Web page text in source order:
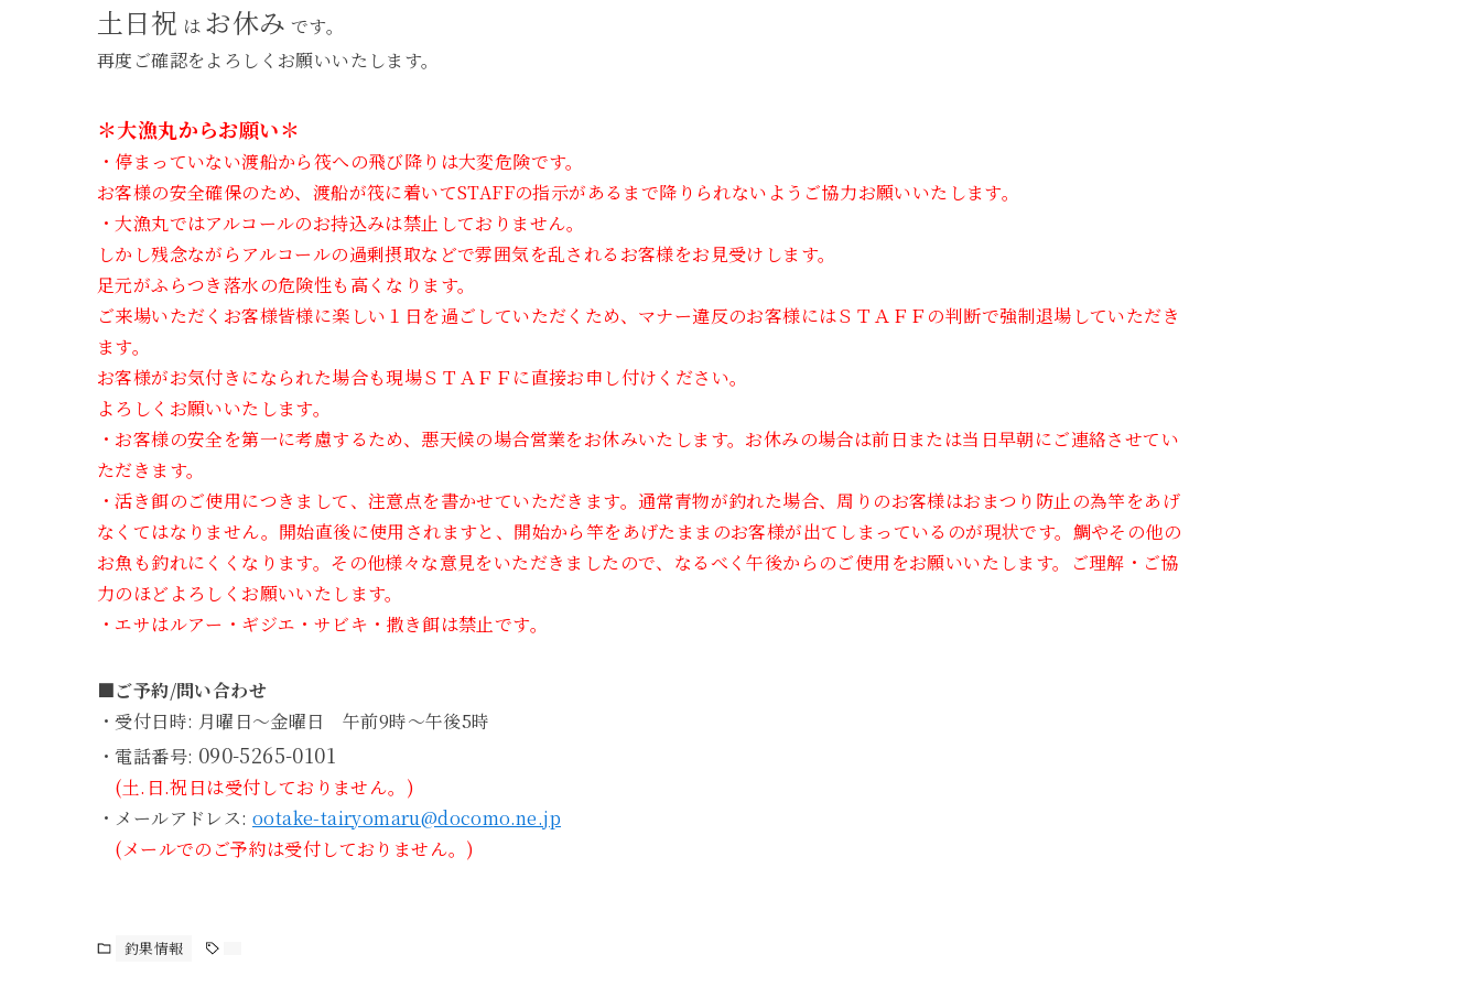
土日祝 は お休み です。
再度ご確認をよろしくお願いいたします。
＊大漁丸からお願い＊
・停まっていない渡船から筏への飛び降りは大変危険です。
お客様の安全確保のため、渡船が筏に着いてSTAFFの指示があるまで降りられないようご協力お願いいたします。
・大漁丸ではアルコールのお持込みは禁止しておりません。
しかし残念ながらアルコールの過剰摂取などで雰囲気を乱されるお客様をお見受けします。
足元がふらつき落水の危険性も高くなります。
ご来場いただくお客様皆様に楽しい１日を過ごしていただくため、マナー違反のお客様にはＳＴＡＦＦの判断で強制退場していただき
ます。
お客様がお気付きになられた場合も現場ＳＴＡＦＦに直接お申し付けください。
よろしくお願いいたします。
・お客様の安全を第一に考慮するため、悪天候の場合営業をお休みいたします。お休みの場合は前日または当日早朝にご連絡させてい
ただきます。
・活き餌のご使用につきまして、注意点を書かせていただきます。通常青物が釣れた場合、周りのお客様はおまつり防止の為竿をあげ
なくてはなりません。開始直後に使用されますと、開始から竿をあげたままのお客様が出てしまっているのが現状です。鯛やその他の
お魚も釣れにくくなります。その他様々な意見をいただきましたので、なるべく午後からのご使用をお願いいたします。ご理解・ご協
力のほどよろしくお願いいたします。
・エサはルアー・ギジエ・サビキ・撒き餌は禁止です。
■ご予約/問い合わせ
・受付日時: 月曜日～金曜日 午前9時～午後5時
・電話番号: 090-5265-0101
(土.日.祝日は受付しておりません。)
・メールアドレス: ootake-tairyomaru@docomo.ne.jp
(メールでのご予約は受付しておりません。)
釣果情報
2022年12月
2022年10月
2021年3月